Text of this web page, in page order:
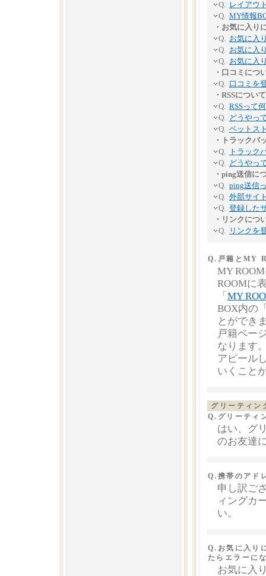
Q. レイアウ
Q. MY情報
・お気に入り
Q. お気に入
Q. お気に入
Q. お気に入
・口コミにつ
Q. 口コミを
・RSSについて
Q. RSSって
Q. どうやっ
Q. ペットス
・トラックバ
Q.
トラック
Q. どうやっ
・ping送信に
Q. ping送信
Q. 外部サイ
Q. 登録した
・リンクにつ
Q.
リンクを
Q.戸籍とMY
MY
ROOMに
「 MY
BOX内の
とができ
戸籍ペー
なります
アピール
いくこと
グリーティン
Q.グリーティ
はい、グ
のお友達
Q.携帯のアド
申し訳ご
ィングカ
い。
Q.お気に入り
たらエラーに
お気に入